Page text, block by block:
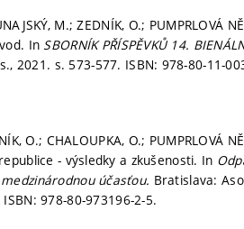
M.; ZEDNÍK, O.;
In SBORNÍK PŘÍSPĚVKŮ 14.
2021. s. 573-577. ISBN: 978-80-11-
O.; CHALOUPKA, O.; PUMPRLOVÁ
- výsledky a zkušenosti. In
účasťou. Bratislava:
ISBN: 978-80-973196-2-5.